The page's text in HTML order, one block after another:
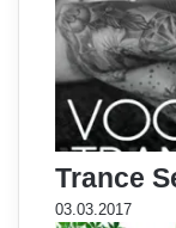
Trance
03.03.2017